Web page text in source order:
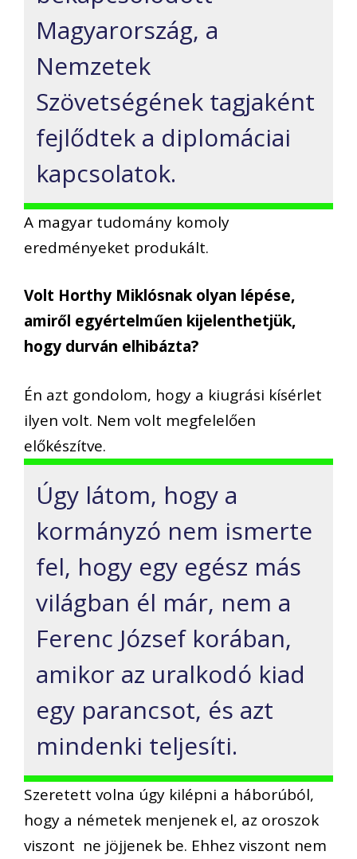
Magyarország, a
Nemzetek
Szövetségének tagjaként
fejlődtek a diplomáciai
kapcsolatok.
A magyar tudomány komoly
eredményeket produkált.
Volt Horthy Miklósnak olyan lépése,
amiről egyértelműen kijelenthetjük,
hogy durván elhibázta?
Én azt gondolom, hogy a kiugrási kísérlet
ilyen volt. Nem volt megfelelően
előkészítve.
Úgy látom, hogy a
kormányzó nem ismerte
fel, hogy egy egész más
világban él már, nem a
Ferenc József korában,
amikor az uralkodó kiad
egy parancsot, és azt
mindenki teljesíti.
Szeretett volna úgy kilépni a háborúból,
hogy a németek menjenek el, az oroszok
viszont ne jöjjenek be. Ehhez viszont nem